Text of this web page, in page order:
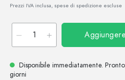
Prezzi IVA inclusa, spese di spedizione escluse
Disponibile immediatamente.
giorni